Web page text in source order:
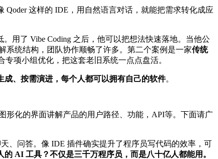
这样的 IDE，用自然语言对话，就能把需求转化成应
用了 Vibe Coding 之后，他可以把想法快速落地。当他公
系统结构，团队协作顺畅了许多。第二个案例是一家传统
项小组优化，把这套老旧系统一点点盘活。
成、按需演进，每个人都可以拥有自己的软件。
形化的界面讲解产品的用户路径、功能，API等。下面请广
、问答。像 IDE 插件确实提升了程序员写代码的效率，可
AI 工具？不仅是三千万程序员，而是八十亿人都能用。